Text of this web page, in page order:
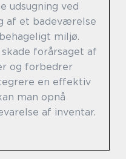
udsugning ved
af et badeværelse
miljø.
forårsaget af
og forbedrer
en effektiv
man opnå
af inventar.